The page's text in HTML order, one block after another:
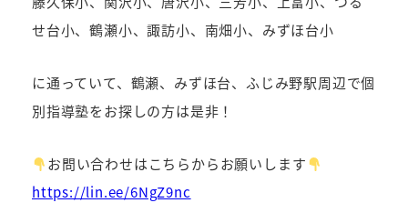
せ台小、鶴瀬小、諏訪小、南畑小、みずほ台小
に通っていて、鶴瀬、みずほ台、ふじみ野駅周辺で個
別指導塾をお探しの方は是非！
お問い合わせはこちらからお願いします
https://lin.ee/6NgZ9nc